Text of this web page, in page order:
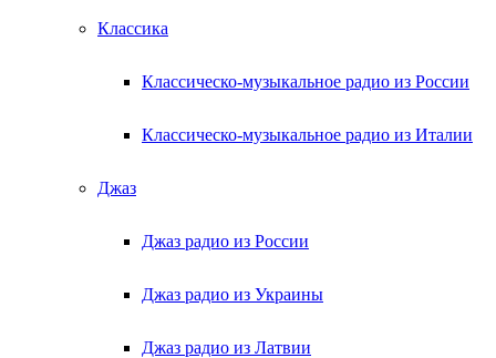
Классика
Классическо-музыкальное радио из России
Классическо-музыкальное радио из Италии
Джаз
Джаз радио из России
Джаз радио из Украины
Джаз радио из Латвии